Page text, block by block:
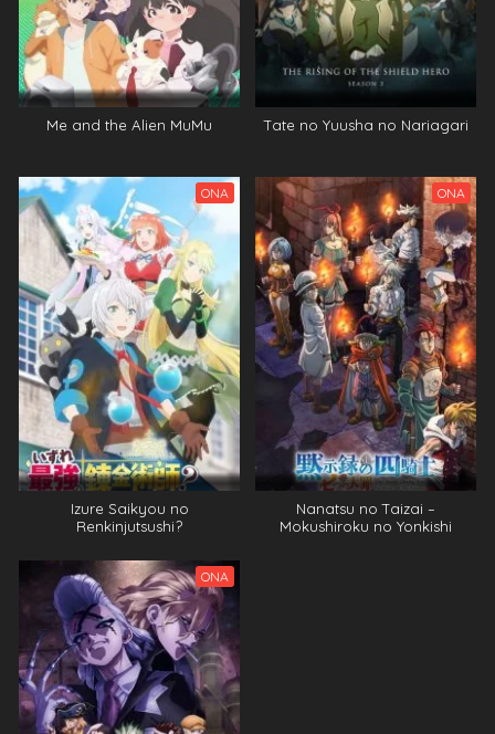
Me and the Alien MuMu Tate no Yuusha no Nariagari
ONA
Izure Saikyou no
Renkinjutsushi?
ONA
Nanatsu no Taizai –
Mokushiroku no Yonkishi
ONA